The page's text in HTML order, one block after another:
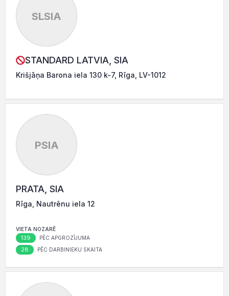
SLSIA
STANDARD LATVIA, SIA
Krišjāņa Barona iela 130 k-7, Rīga, LV-1012
PSIA
PRATA, SIA
Rīga, Nautrēnu iela 12
VIETA NOZARĒ
139 PĒC APGROZĪJUMA
28 PĒC DARBINIEKU SKAITA